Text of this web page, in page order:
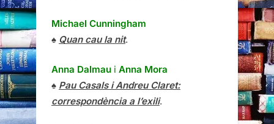
Michael Cunningham
♠ Quan cau la nit.
Anna Dalmau i Anna Mora
♠ Pau Casals i Andreu Claret:
correspondència a l’exili.